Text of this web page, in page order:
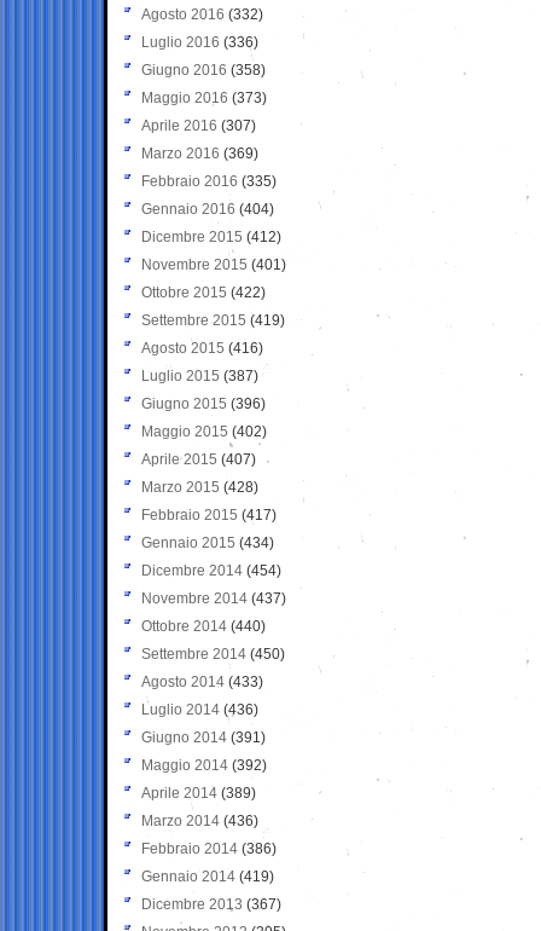
Agosto 2016 (332)
Luglio 2016 (336)
Giugno 2016 (358)
Maggio 2016 (373)
Aprile 2016 (307)
Marzo 2016 (369)
Febbraio 2016 (335)
Gennaio 2016 (404)
Dicembre 2015 (412)
Novembre 2015 (401)
Ottobre 2015 (422)
Settembre 2015 (419)
Agosto 2015 (416)
Luglio 2015 (387)
Giugno 2015 (396)
Maggio 2015 (402)
Aprile 2015 (407)
Marzo 2015 (428)
Febbraio 2015 (417)
Gennaio 2015 (434)
Dicembre 2014 (454)
Novembre 2014 (437)
Ottobre 2014 (440)
Settembre 2014 (450)
Agosto 2014 (433)
Luglio 2014 (436)
Giugno 2014 (391)
Maggio 2014 (392)
Aprile 2014 (389)
Marzo 2014 (436)
Febbraio 2014 (386)
Gennaio 2014 (419)
Dicembre 2013 (367)